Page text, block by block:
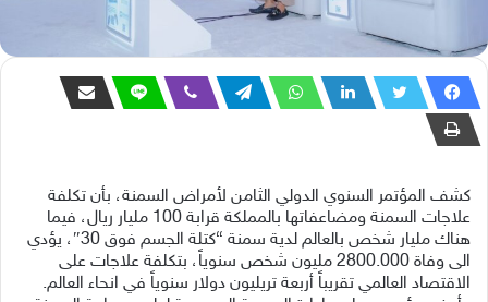
كشف المؤتمر السنوي الدولي الثامن لأمراض السمنة، بأن تكلفة
علاجات السمنة ومضاعفاتها بالمملكة قرابة 100 مليار ريال، فيما
هناك مليار شخص بالعالم لدية سمنة “كتلة الجسم فوق 30″، يؤدي
الى وفاة 2800.000 مليون شخص سنوياً، بتكلفة علاجات على
الاقتصاد العالمي تقريباً أربعة تريليون دولار سنوياً في انحاء العالم.